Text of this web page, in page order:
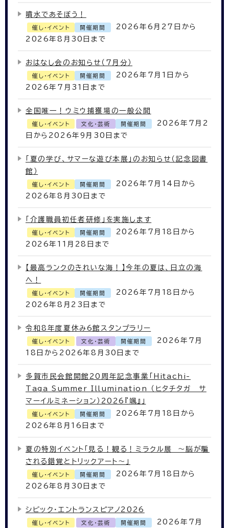
噴水であそぼう！
催し・イベント 開催期間
2026年6月27日から
2026年8月30日まで
おはなし会のお知らせ（7月分）
催し・イベント 開催期間
2026年7月1日から
2026年7月31日まで
全国唯一！ウミウ捕獲場の一般公開
催し・イベント 文化・芸術 開催期間
2026年7月2
日から2026年9月30日まで
「夏の学び、サマーな遊び本展」のお知らせ（記念図書
館）
催し・イベント 開催期間
2026年7月14日から
2026年8月30日まで
「介護職員初任者研修」を実施します
催し・イベント 開催期間
2026年7月18日から
2026年11月28日まで
【最高ランクのきれいな海！】今年の夏は、日立の海
へ！
催し・イベント 開催期間
2026年7月18日から
2026年8月23日まで
令和8年度夏休み6館スタンプラリー
催し・イベント 文化・芸術 開催期間
2026年7月
18日から2026年8月30日まで
多賀市民会館開館20周年記念事業「Hitachi-
Taga Summer Illumination （ヒタチタガ サ
マーイルミネーション）2026『颯』」
催し・イベント 開催期間
2026年7月18日から
2026年8月16日まで
夏の特別イベント「見る！観る！ミラクル展 ～脳が騙
される錯覚とトリックアート～」
催し・イベント 開催期間
2026年7月18日から
2026年8月30日まで
シビック・エントランスピアノ2026
催し・イベント 文化・芸術 開催期間
2026年7月